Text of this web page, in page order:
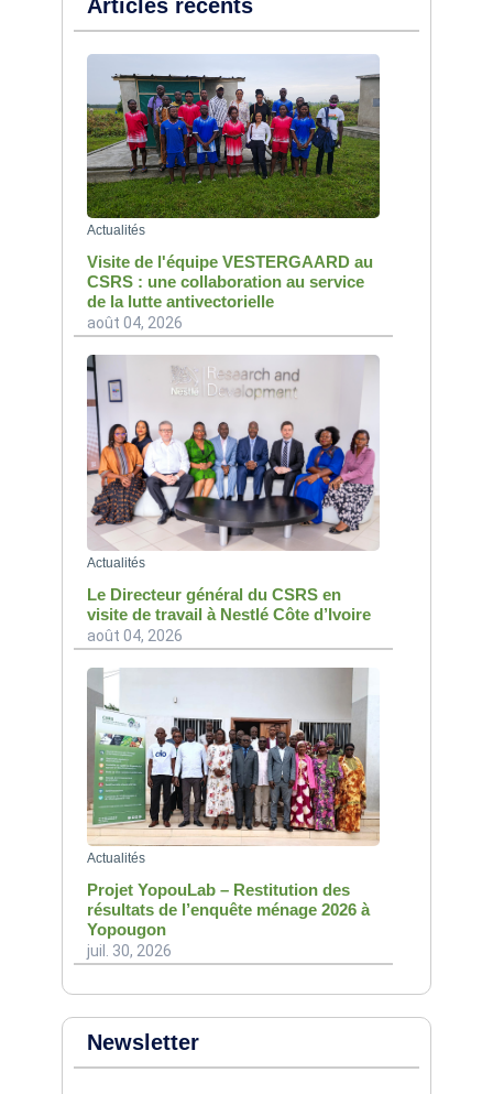
Articles récents
Actualités
Visite de l'équipe VESTERGAARD au
CSRS : une collaboration au service
de la lutte antivectorielle
août 04, 2026
Actualités
Le Directeur général du CSRS en
visite de travail à Nestlé Côte d’Ivoire
août 04, 2026
Actualités
Projet YopouLab – Restitution des
résultats de l’enquête ménage 2026 à
Yopougon
juil. 30, 2026
Newsletter